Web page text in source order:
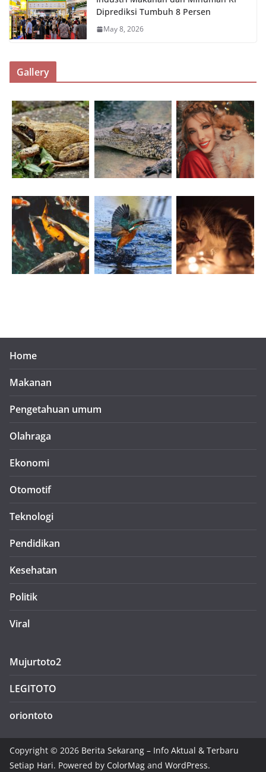
Diprediksi Tumbuh 8 Persen
May 8, 2026
Gallery
Home
Makanan
Pengetahuan umum
Olahraga
Ekonomi
Otomotif
Teknologi
Pendidikan
Kesehatan
Politik
Viral
Mujurtoto2
LEGITOTO
oriontoto
Copyright © 2026 Berita Sekarang – Info Aktual & Terbaru
Setiap Hari. Powered by ColorMag and WordPress.